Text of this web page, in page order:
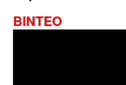
ΒΙΝΤΕΟ